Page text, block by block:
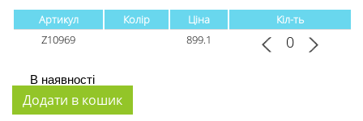
Артикул Колір Ціна
Кіл-ть
Z10969
899.1
В наявності